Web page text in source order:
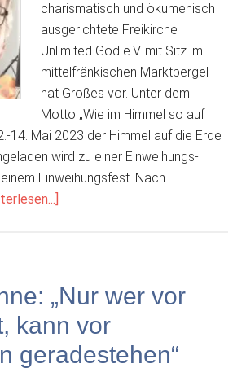
charismatisch und ökumenisch
ausgerichtete Freikirche
Unlimited God e.V. mit Sitz im
mittelfränkischen Marktbergel
hat Großes vor. Unter dem
Motto „Wie im Himmel so auf
14. Mai 2023 der Himmel auf die Erde
wird zu einer Einweihungs-
Einweihungsfest. Nach
holen?
„Nur wer vor
kann vor
geradestehen“